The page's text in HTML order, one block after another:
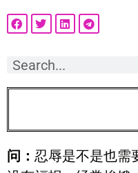
问： 忍辱是不是也需